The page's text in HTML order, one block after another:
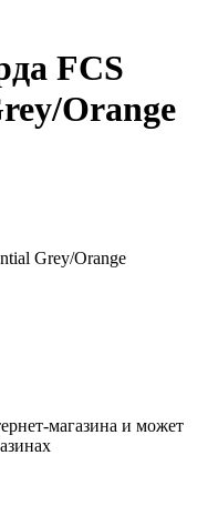
FCS
Orange
Grey/Orange
магазина и может